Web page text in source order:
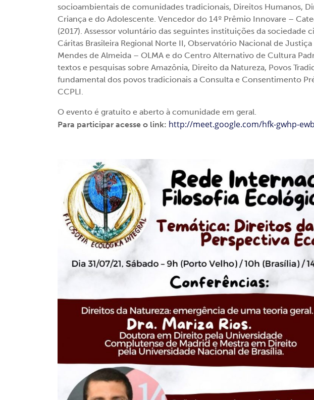
socioambientais de comunidades tradicionais, Direitos Humanos,
Criança e do Adolescente. Vencedor do 14º Prêmio Innovare –
(2017). Assessor voluntário das seguintes instituições da sociedade
Cáritas Brasileira Regional Norte II, Observatório Nacional de
Mendes de Almeida – OLMA e do Centro Alternativo de Cultura
textos e pesquisas sobre Amazônia, Direito da Natureza, Povos
fundamental dos povos tradicionais a Consulta e Consentimento
CCPLI.
O evento é gratuito e aberto à comunidade em geral.
Para participar acesse o link: http://meet.google.com/hfk-gwhp-ewb